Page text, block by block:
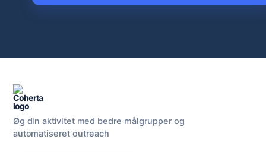
Øg din aktivitet med bedre målgrupper og
automatiseret outreach